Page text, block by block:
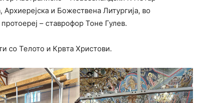
и Божествена Литургија, во
– ставрофор Тоне Гулев.
со Телото и Крвта Христови.